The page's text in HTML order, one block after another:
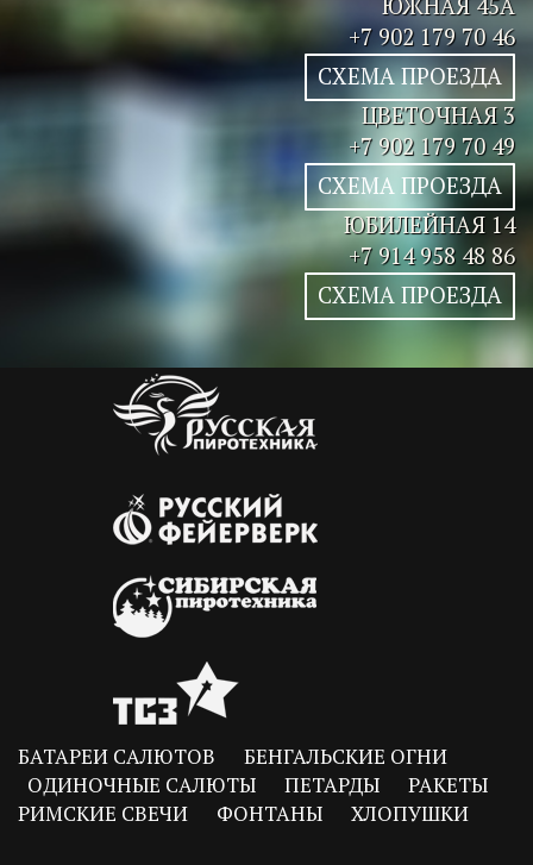
ЮЖНАЯ 45А
+7 902 179 70 46
СХЕМА ПРОЕЗДА
ЦВЕТОЧНАЯ 3
+7 902 179 70 49
СХЕМА ПРОЕЗДА
ЮБИЛЕЙНАЯ 14
+7 914 958 48 86
СХЕМА ПРОЕЗДА
БАТАРЕИ САЛЮТОВ
БЕНГАЛЬСКИЕ ОГНИ
ОДИНОЧНЫЕ САЛЮТЫ
ПЕТАРДЫ
РАКЕТЫ
РИМСКИЕ СВЕЧИ
ФОНТАНЫ ХЛОПУШКИ